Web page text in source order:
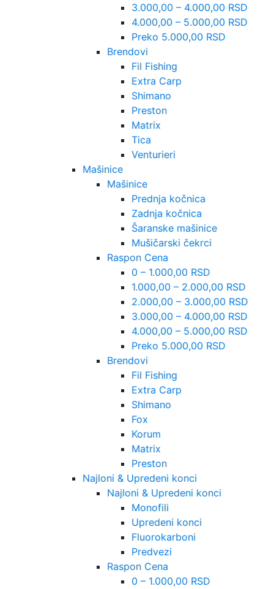
3.000,00 – 4.000,00 RSD
4.000,00 – 5.000,00 RSD
Preko 5.000,00 RSD
Brendovi
Fil Fishing
Extra Carp
Shimano
Preston
Matrix
Tica
Venturieri
Mašinice
Mašinice
Prednja kočnica
Zadnja kočnica
Šaranske mašinice
Mušičarski čekrci
Raspon Cena
0 – 1.000,00 RSD
1.000,00 – 2.000,00 RSD
2.000,00 – 3.000,00 RSD
3.000,00 – 4.000,00 RSD
4.000,00 – 5.000,00 RSD
Preko 5.000,00 RSD
Brendovi
Fil Fishing
Extra Carp
Shimano
Fox
Korum
Matrix
Preston
Najloni & Upredeni konci
Najloni & Upredeni konci
Monofili
Upredeni konci
Fluorokarboni
Predvezi
Raspon Cena
0 – 1.000,00 RSD